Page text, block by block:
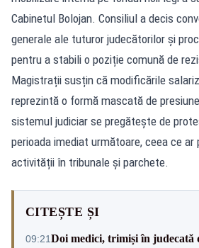
Cabinetul Bolojan. Consiliul a decis
generale ale tuturor judecătorilor și
pentru a stabili o poziție comună de
Magistrații susțin că modificările
reprezintă o formă mascată de
sistemul judiciar se pregătește de
perioada imediat următoare, ceea ce
activității în tribunale și parchete.
CITEȘTE ȘI
09:21Doi medici, trimiși în judecată